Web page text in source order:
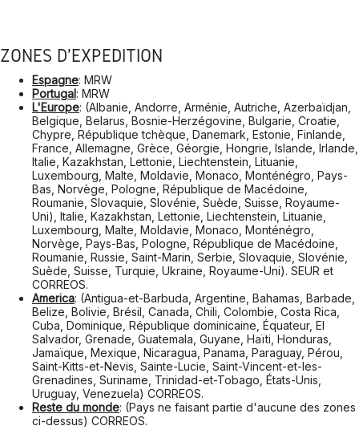
ZONES D'EXPÉDITION
Espagne: MRW
Portugal: MRW
L'Europe: (Albanie, Andorre, Arménie, Autriche, Azerbaïdjan,
Belgique, Belarus, Bosnie-Herzégovine, Bulgarie, Croatie,
Chypre, République tchèque, Danemark, Estonie, Finlande,
France, Allemagne, Grèce, Géorgie, Hongrie, Islande, Irlande,
Italie, Kazakhstan, Lettonie, Liechtenstein, Lituanie,
Luxembourg, Malte, Moldavie, Monaco, Monténégro, Pays-
Bas, Norvège, Pologne, République de Macédoine,
Roumanie, Slovaquie, Slovénie, Suède, Suisse, Royaume-
Uni), Italie, Kazakhstan, Lettonie, Liechtenstein, Lituanie,
Luxembourg, Malte, Moldavie, Monaco, Monténégro,
Norvège, Pays-Bas, Pologne, République de Macédoine,
Roumanie, Russie, Saint-Marin, Serbie, Slovaquie, Slovénie,
Suède, Suisse, Turquie, Ukraine, Royaume-Uni). SEUR et
CORREOS.
America: (Antigua-et-Barbuda, Argentine, Bahamas, Barbade,
Belize, Bolivie, Brésil, Canada, Chili, Colombie, Costa Rica,
Cuba, Dominique, République dominicaine, Équateur, El
Salvador, Grenade, Guatemala, Guyane, Haïti, Honduras,
Jamaïque, Mexique, Nicaragua, Panama, Paraguay, Pérou,
Saint-Kitts-et-Nevis, Sainte-Lucie, Saint-Vincent-et-les-
Grenadines, Suriname, Trinidad-et-Tobago, États-Unis,
Uruguay, Venezuela) CORREOS.
Reste du monde: (Pays ne faisant partie d'aucune des zones
ci-dessus) CORREOS.